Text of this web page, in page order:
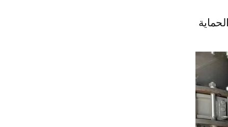
انخفضت بنسبة 30٪ بفضل الحماية